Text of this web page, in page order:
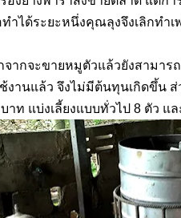
ำได้ระยะหนึ่งคุณลุงจึงเลิกทำ
จากจะขายหมูตัวแล้วยังสามา
งานแล้ว จึงไม่มีต้นทุนเกิดขึ้น
าท แบ่งเลี้ยงแบบทั่วไป 8 ตัว แ